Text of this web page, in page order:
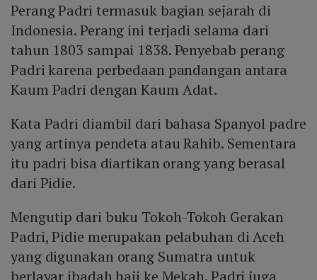
Perang Padri termasuk bagian sejarah di
Indonesia. Perang ini terjadi selama dari
tahun 1803 sampai 1838. Penyebab perang
Padri karena perbedaan pandangan antara
Kaum Padri dengan Kaum Adat.
Kata Padri diambil dari bahasa Spanyol padre
yang artinya pendeta atau Rahib. Sementara
itu padri bisa diartikan orang yang berasal
dari Pidie.
Mengutip dari buku Tokoh-Tokoh Gerakan
Padri, Pidie merupakan pelabuhan di Aceh
yang digunakan orang Sumatra untuk